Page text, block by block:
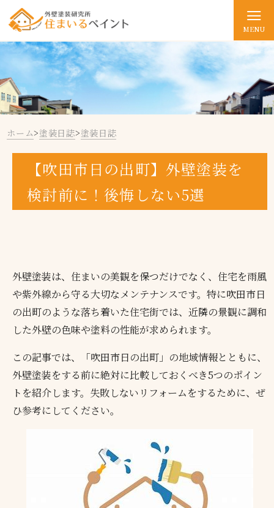
MENU
ホーム>塗装日誌>塗装日誌
【吹田市日の出町】外壁塗装を
検討前に！後悔しない5選
外壁塗装は、住まいの美観を保つだけでなく、住宅を雨風
や紫外線から守る大切なメンテナンスです。特に吹田市日
の出町のような落ち着いた住宅街では、近隣の景観に調和
した外壁の色味や塗料の性能が求められます。
この記事では、「吹田市日の出町」の地域情報とともに、
外壁塗装をする前に絶対に比較しておくべき5つのポイン
トを紹介します。失敗しないリフォームをするために、ぜ
ひ参考にしてください。